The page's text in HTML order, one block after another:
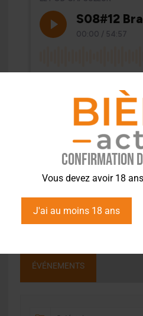
Confirmation
Vous devez avoir 18
J'ai au moins 18 ans
ÉVÉNEMENTS